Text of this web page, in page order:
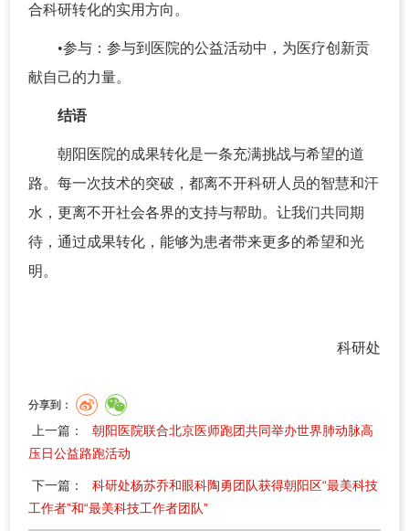
合科研转化的实用方向。
•参与：参与到医院的公益活动中，为医疗创新贡
献自己的力量。
结语
朝阳医院的成果转化是一条充满挑战与希望的道
路。每一次技术的突破，都离不开科研人员的智慧和汗
水，更离不开社会各界的支持与帮助。让我们共同期
待，通过成果转化，能够为患者带来更多的希望和光
明。
科研处
分享到：
上一篇：
朝阳医院联合北京医师跑团共同举办世界肺动脉高
压日公益路跑活动
下一篇：
科研处杨苏乔和眼科陶勇团队获得朝阳区“最美科技
工作者”和“最美科技工作者团队”